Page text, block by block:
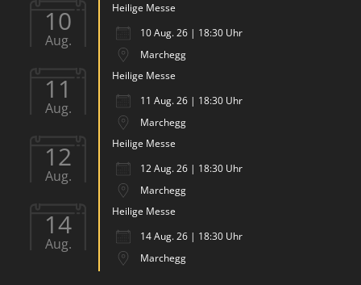
10
Aug.
Heilige Messe
10 Aug. 26 | 18:30 Uhr
Marchegg
11
Aug.
Heilige Messe
11 Aug. 26 | 18:30 Uhr
Marchegg
12
Aug.
Heilige Messe
12 Aug. 26 | 18:30 Uhr
Marchegg
14
Aug.
Heilige Messe
14 Aug. 26 | 18:30 Uhr
Marchegg